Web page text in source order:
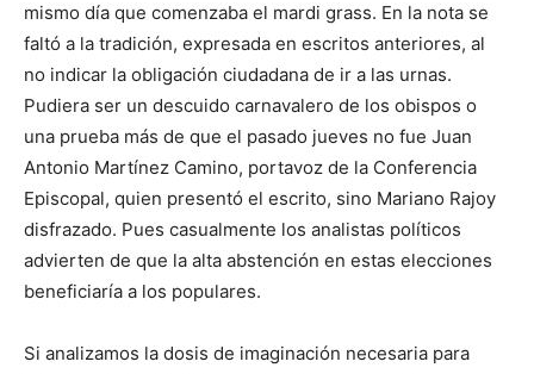
mismo día que comenzaba el mardi grass. En la nota se
faltó a la tradición, expresada en escritos anteriores, al
no indicar la obligación ciudadana de ir a las urnas.
Pudiera ser un descuido carnavalero de los obispos o
una prueba más de que el pasado jueves no fue Juan
Antonio Martínez Camino, portavoz de la Conferencia
Episcopal, quien presentó el escrito, sino Mariano Rajoy
disfrazado. Pues casualmente los analistas políticos
advierten de que la alta abstención en estas elecciones
beneficiaría a los populares.
Si analizamos la dosis de imaginación necesaria para